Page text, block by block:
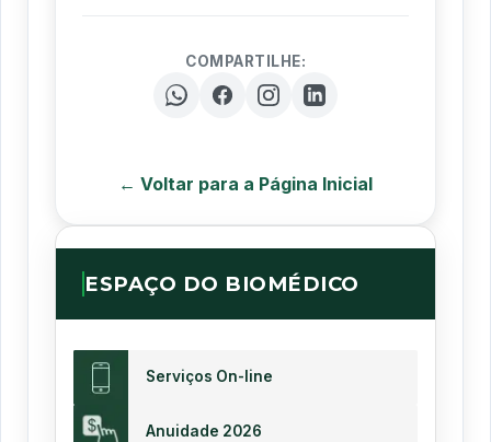
COMPARTILHE:
← Voltar para a Página Inicial
ESPAÇO DO BIOMÉDICO
Serviços On-line
Anuidade 2026